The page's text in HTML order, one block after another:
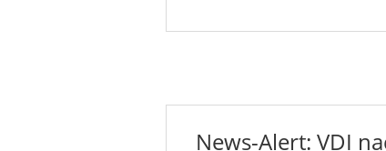
News-Alert: VDI